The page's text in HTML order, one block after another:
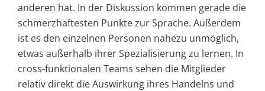
anderen hat. In der Diskussion kommen gerade die
schmerzhaftesten Punkte zur Sprache. Außerdem
ist es den einzelnen Personen nahezu unmöglich,
etwas außerhalb ihrer Spezialisierung zu lernen. In
cross-funktionalen Teams sehen die Mitglieder
relativ direkt die Auswirkung ihres Handelns und